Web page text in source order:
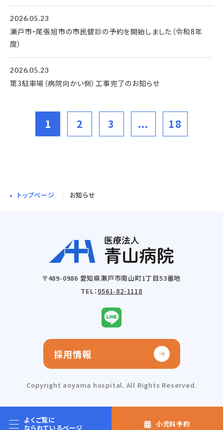
2026.05.23
瀬戸市・尾張旭市の市民健診の予約を開始しました（令和8年
度）
2026.05.23
第3駐車場（病院向かい側）工事完了のお知らせ
1 2 3 ... 18
トップページ お知らせ
よくご覧に
なられているページ
小児科予約
〒489-0986 愛知県瀬戸市南山町1丁目53番地
TEL： 0561-82-1118
採用情報
Copyright aoyama hospital. All Rights Reserved.